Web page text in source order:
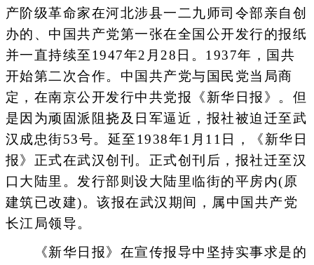
产阶级革命家在河北涉县一二九师司令部亲自创
办的、中国共产党第一张在全国公开发行的报纸
并一直持续至1947年2月28日。1937年，国共
开始第二次合作。中国共产党与国民党当局商
定，在南京公开发行中共党报《新华日报》。但
是因为顽固派阻挠及日军逼近，报社被迫迁至武
汉成忠街53号。延至1938年1月11日，《新华日
报》正式在武汉创刊。正式创刊后，报社迁至汉
口大陆里。发行部则设大陆里临街的平房内(原
建筑已改建)。该报在武汉期间，属中国共产党
长江局领导。
《新华日报》在宣传报导中坚持实事求是的